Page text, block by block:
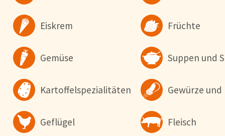
Eiskrem Früchte
Gemüse Suppen und
Kartoffelspezialitäten Gewürze
Geflügel Fleisch
Cookie-Hinweis
Um unsere Webseiten für Sie optimal zu gestalten und
verbessern, sowie zur Geschwindigkeitsoptimierung und für